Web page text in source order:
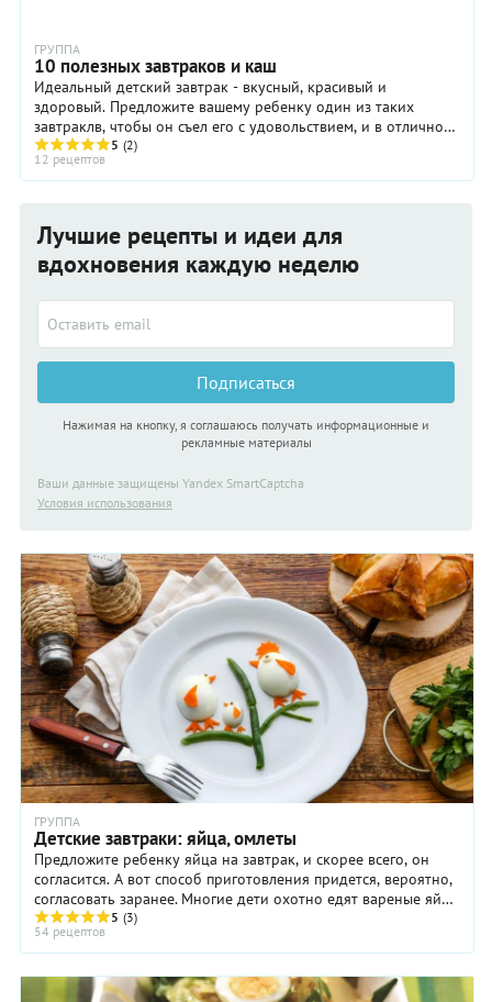
ГРУППА
10 полезных завтраков и каш
Идеальный детский завтрак - вкусный, красивый и
здоровый. Предложите вашему ребенку один из таких
завтраклв, чтобы он съел его с удовольствием, и в отличном
настроении отправился в школу.
5 (2)
12 рецептов
Лучшие рецепты и идеи для
вдохновения каждую неделю
Подписаться
Нажимая на кнопку, я соглашаюсь получать информационные и
рекламные материалы
Ваши данные защищены Yandex SmartCaptcha
Условия использования
ГРУППА
Детские завтраки: яйца, омлеты
Предложите ребенку яйца на завтрак, и скорее всего, он
согласится. А вот способ приготовления придется, вероятно,
согласовать заранее. Многие дети охотно едят вареные яйца
- всмятку, вкрутую, в ...
5 (3)
54 рецептов